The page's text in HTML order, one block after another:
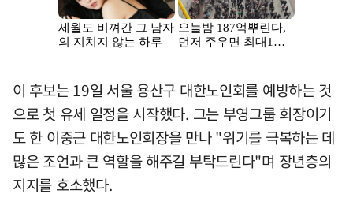
이 후보는 19일 서울 용산구 대한노인회를 예방하는 것
으로 첫 유세 일정을 시작했다. 그는 부영그룹 회장이기
도 한 이중근 대한노인회장을 만나 "위기를 극복하는 데
많은 조언과 큰 역할을 해주길 부탁드린다"며 장년층의
지지를 호소했다.